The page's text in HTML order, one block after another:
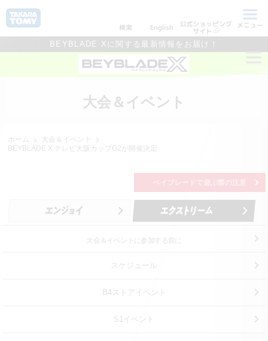
検索 English 公式ショッピング
サイト
メニュー
BEYBLADE Xに関する最新情報をお届け！
大会＆イベント
ホーム
大会＆イベント
BEYBLADE X テレビ大阪カップG2が開催決定
ベイブレードで遊ぶ際の注意
大会＆イベントに参加する前に
スケジュール
B4ストアイベント
S1イベント